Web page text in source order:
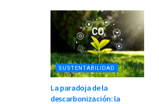
SUSTENTABILIDAD
La paradoja de la
descarbonización: la